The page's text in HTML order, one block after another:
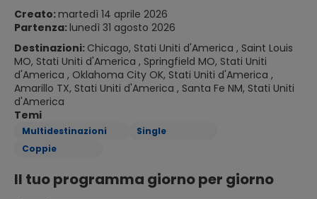
Creato:martedì 14 aprile 2026
Partenza:lunedì 31 agosto 2026
Destinazioni: Chicago, Stati Uniti d'America , Saint Louis
MO, Stati Uniti d'America , Springfield MO, Stati Uniti
d'America , Oklahoma City OK, Stati Uniti d'America ,
Amarillo TX, Stati Uniti d'America , Santa Fe NM, Stati Uniti
d'America
Temi
Multidestinazioni
Single
Coppie
Il tuo programma giorno per giorno